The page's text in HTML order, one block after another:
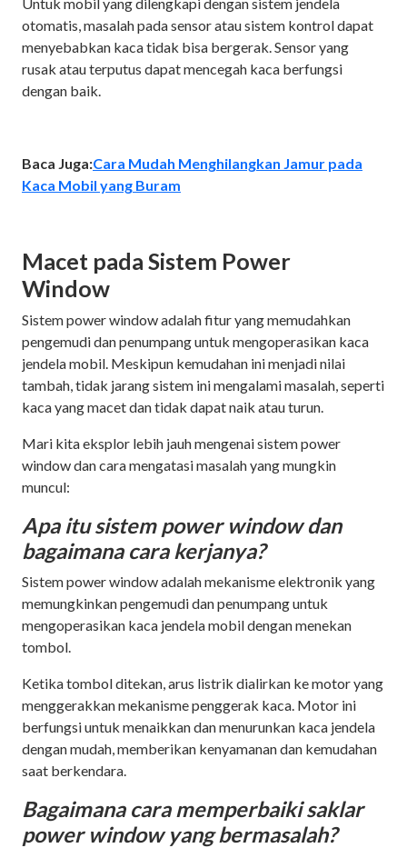
otomatis, masalah pada sensor atau sistem kontrol dapat
menyebabkan kaca tidak bisa bergerak. Sensor yang
rusak atau terputus dapat mencegah kaca berfungsi
dengan baik.
Baca Juga:Cara Mudah Menghilangkan Jamur pada
Kaca Mobil yang Buram
Macet pada Sistem Power
Window
Sistem power window adalah fitur yang memudahkan
pengemudi dan penumpang untuk mengoperasikan kaca
jendela mobil. Meskipun kemudahan ini menjadi nilai
tambah, tidak jarang sistem ini mengalami masalah, seperti
kaca yang macet dan tidak dapat naik atau turun.
Mari kita eksplor lebih jauh mengenai sistem power
window dan cara mengatasi masalah yang mungkin
muncul:
Apa itu sistem power window dan
bagaimana cara kerjanya?
Sistem power window adalah mekanisme elektronik yang
memungkinkan pengemudi dan penumpang untuk
mengoperasikan kaca jendela mobil dengan menekan
tombol.
Ketika tombol ditekan, arus listrik dialirkan ke motor yang
menggerakkan mekanisme penggerak kaca. Motor ini
berfungsi untuk menaikkan dan menurunkan kaca jendela
dengan mudah, memberikan kenyamanan dan kemudahan
saat berkendara.
Bagaimana cara memperbaiki saklar
power window yang bermasalah?